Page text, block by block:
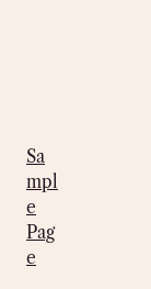
Sa
mpl
e
Pag
e